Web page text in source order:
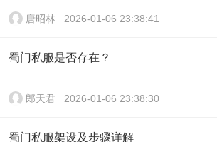
唐昭林 2026-01-06 23:38:41
蜀门私服是否存在？
郎天君 2026-01-06 23:38:30
蜀门私服架设及步骤详解